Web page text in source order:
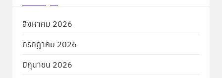
สิงหาคม 2026
กรกฎาคม 2026
มิถุนายน 2026